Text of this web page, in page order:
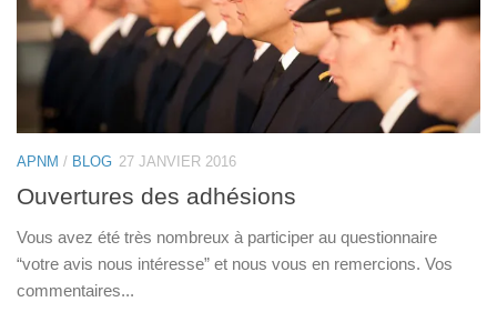
APNM / BLOG 27 JANVIER 2016
Ouvertures des adhésions
Vous avez été très nombreux à participer au questionnaire
“votre avis nous intéresse” et nous vous en remercions. Vos
commentaires...